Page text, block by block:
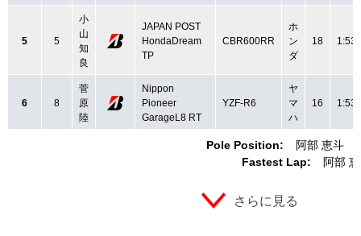
Pole Position: 阿部 恵斗
Fastest Lap:
阿部
5 5
小
山
知
良
JAPAN POST
HondaDream
TP
CBR600RR
ホ
ン
ダ
18
6 8
菅
原
陸
Nippon
Pioneer
GarageL8 RT
YZF-R6
ヤ
マ
ハ
16
さらに見る